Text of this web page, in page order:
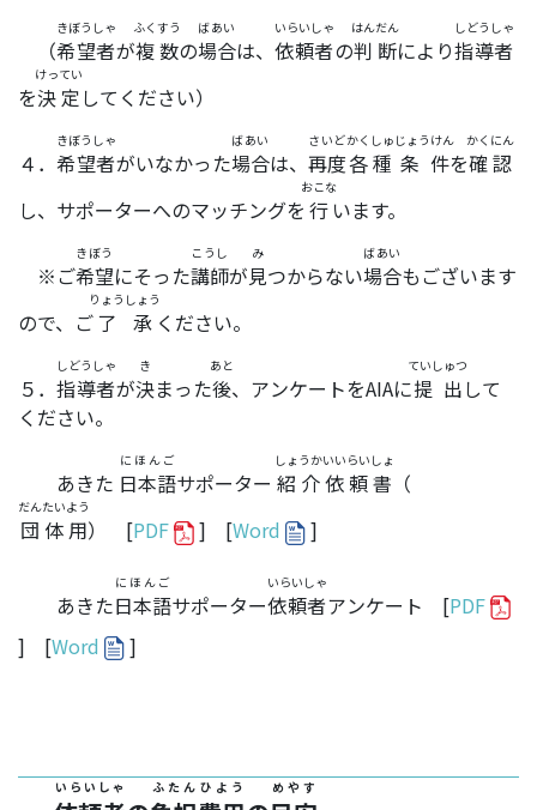
（希望者
きぼうしゃ
が複数
ふくすう
の場合
ばあい
は、 依頼者
いらいしゃ
の判断
はんだん
により指導者
しどうしゃ
を決定
けってい
してください）
４． 希望者
きぼうしゃ
がいなかった場合
ばあい
は、 再度
さいど
各種
かくしゅ
条件
じょうけん
を確認
かくにん
し、サポーターへのマッチングを 行
おこな
います。
※ご希望
きぼう
にそった講師
こうし
が見
み
つからない場合
ばあい
もございます
ので、ご了承
りょうしょう
ください。
５． 指導者
しどうしゃ
が決
き
まった後
あと
、アンケートをAIAに提出
ていしゅつ
して
ください。
あきた 日本語
にほんご
サポーター 紹介依頼書
しょうかいいらいしょ
（
団体用
だんたいよう
） [PDF ] [Word ]
あきた日本語
にほんご
サポーター依頼者
いらいしゃ
アンケート [PDF
] [Word ]
いらいしゃ ふたん ひよう めやす